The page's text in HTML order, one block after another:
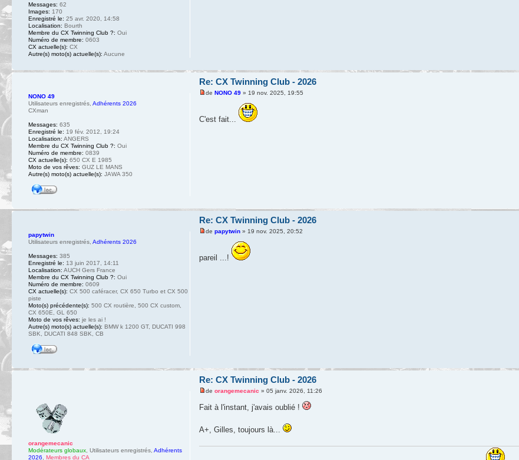
Messages: 62
Images: 170
Enregistré le: 25 avr. 2020, 14:58
Localisation: Bourth
Membre du CX Twinning Club ?: Oui
Numéro de membre: 0603
CX actuelle(s): CX
Autre(s) moto(s) actuelle(s): Aucune
Re: CX Twinning Club - 2026
deNONO 49 » 19 nov. 2025, 19:55
C'est fait...
NONO 49
Utilisateurs enregistrés Adhérents 2026
CXman
Messages: 635
Enregistré le: 19 fév. 2012, 19:24
Localisation: ANGERS
Membre du CX Twinning Club ?: Oui
Numéro de membre: 0839
CX actuelle(s): 650 CX E 1985
Moto de vos rêves: GUZ LE MANS
Autre(s) moto(s) actuelle(s): JAWA 350
Re: CX Twinning Club - 2026
depapytwin » 19 nov. 2025, 20:52
pareil ...!
papytwin
Utilisateurs enregistrés Adhérents 2026
Messages: 385
Enregistré le: 13 juin 2017, 14:11
Localisation: AUCH Gers France
Membre du CX Twinning Club ?: Oui
Numéro de membre: 0609
CX actuelle(s): CX 500 caféracer, CX 650 Turbo et CX 500
piste
Moto(s) précédente(s): 500 CX routière, 500 CX custom,
CX 650E, GL 650
Moto de vos rêves: je les ai !
Autre(s) moto(s) actuelle(s): BMW k 1200 GT, DUCATI 998
SBK, DUCATI 848 SBK, CB
Re: CX Twinning Club - 2026
deorangemecanic » 05 janv. 2026, 11:26
Fait à l'instant, j'avais oublié !
A+, Gilles, toujours là...
orangemecanic
Modérateurs globaux Utilisateurs enregistrés Adhérents
2026
Membres du CA